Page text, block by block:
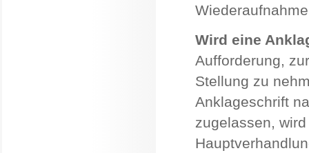
Wird eine
Aufforderung,
Stellung zu
Anklageschrift
zugelassen,